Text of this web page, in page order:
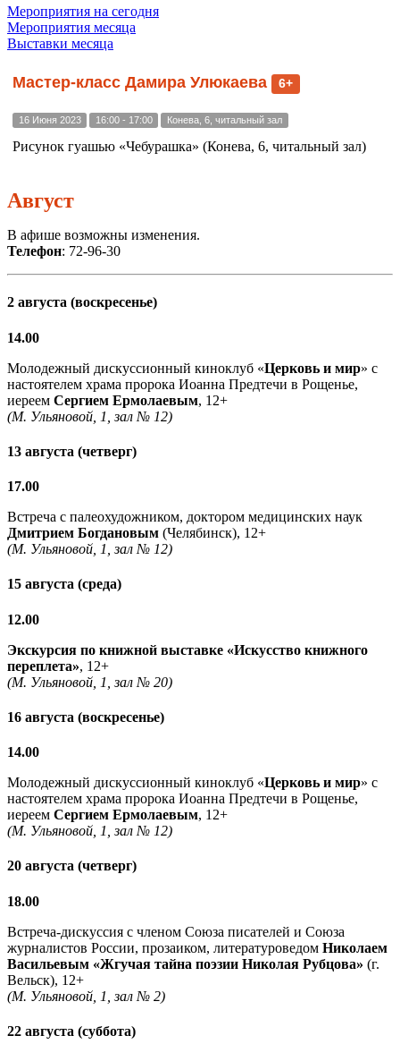
Мероприятия на сегодня
Мероприятия месяца
Выставки месяца
Мастер-класс Дамира Улюкаева 6+
16 Июня 2023 16:00 - 17:00 Конева, 6, читальный зал
Рисунок гуашью «Чебурашка» (Конева, 6, читальный зал)
Август
В афише возможны изменения.
Телефон: 72-96-30
2 августа (воскресенье)
14.00
Молодежный дискуссионный киноклуб «Церковь и мир» с
настоятелем храма пророка Иоанна Предтечи в Рощенье,
иереем Сергием Ермолаевым, 12+
(М. Ульяновой, 1, зал № 12)
13 августа (четверг)
17.00
Встреча с палеохудожником, доктором медицинских наук
Дмитрием Богдановым (Челябинск), 12+
(М. Ульяновой, 1, зал № 12)
15 августа (среда)
12.00
Экскурсия по книжной выставке «Искусство книжного
переплета», 12+
(М. Ульяновой, 1, зал № 20)
16 августа (воскресенье)
14.00
Молодежный дискуссионный киноклуб «Церковь и мир» с
настоятелем храма пророка Иоанна Предтечи в Рощенье,
иереем Сергием Ермолаевым, 12+
(М. Ульяновой, 1, зал № 12)
20 августа (четверг)
18.00
Встреча-дискуссия с членом Союза писателей и Союза
журналистов России, прозаиком, литературоведом Николаем
Васильевым «Жгучая тайна поэзии Николая Рубцова» (г.
Вельск), 12+
(М. Ульяновой, 1, зал № 2)
22 августа (суббота)